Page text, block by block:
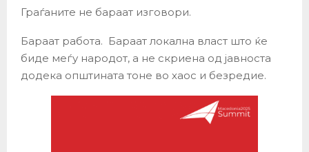
Граѓаните не бараат изговори.
Бараат работа. Бараат локална власт што ќе
биде меѓу народот, а не скриена од јавноста
додека општината тоне во хаос и безредие.